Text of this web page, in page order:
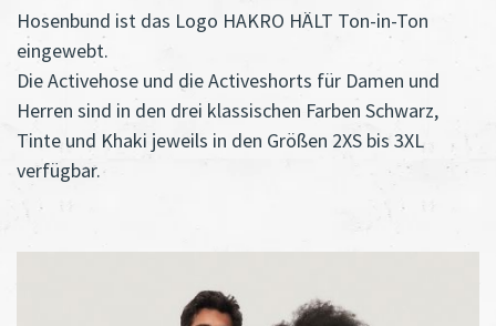
Hosenbund ist das Logo HAKRO HÄLT Ton-in-Ton
eingewebt.
Die Activehose und die Activeshorts für Damen und
Herren sind in den drei klassischen Farben Schwarz,
Tinte und Khaki jeweils in den Größen 2XS bis 3XL
verfügbar.